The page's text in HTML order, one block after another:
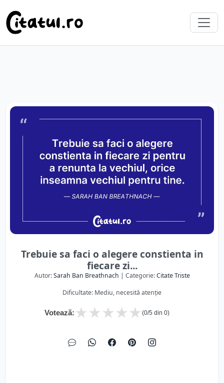
Trebuie sa faci o alegere constienta in
fiecare zi...
Autor:Sarah Ban Breathnach | Categorie:Citate Triste
Dificultate: Mediu, necesită atenție
Votează: ★
★
★
★
★ (0/5 din 0)